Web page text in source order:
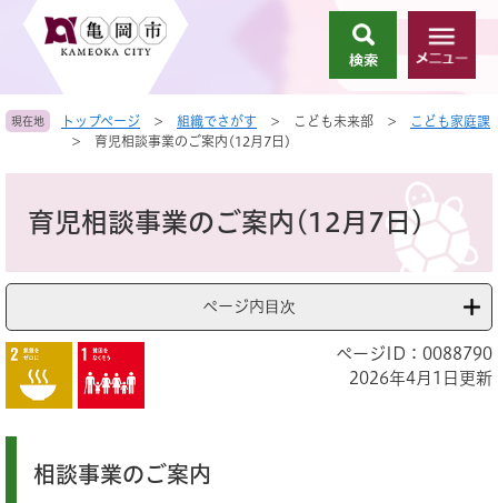
頭
す
飛
し
索
メ
ニ
ー
現在地 トップページ > 組織でさがす > こども未来部 >
こども家庭課
>
育児相談事業のご案内(12月7日)
育児相談事業のご案内(12月7日)
ページ内目次
ページID：0088790
2026年4月1日更新
相談事業のご案内